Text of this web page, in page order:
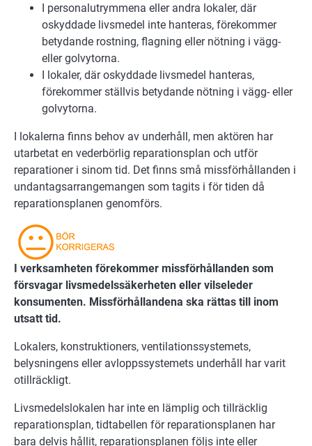
I personalutrymmena eller andra lokaler, där
oskyddade livsmedel inte hanteras, förekommer
betydande rostning, flagning eller nötning i vägg-
eller golvytorna.
I lokaler, där oskyddade livsmedel hanteras,
förekommer ställvis betydande nötning i vägg- eller
golvytorna.
I lokalerna finns behov av underhåll, men aktören har
utarbetat en vederbörlig reparationsplan och utför
reparationer i sinom tid. Det finns små missförhållanden i
undantagsarrangemangen som tagits i för tiden då
reparationsplanen genomförs.
I verksamheten förekommer missförhållanden som
försvagar livsmedelssäkerheten eller vilseleder
konsumenten. Missförhållandena ska rättas till inom
utsatt tid.
Lokalers, konstruktioners, ventilationssystemets,
belysningens eller avloppssystemets underhåll har varit
otillräckligt.
Livsmedelslokalen har inte en lämplig och tillräcklig
reparationsplan, tidtabellen för reparationsplanen har
bara delvis hållit, reparationsplanen följs inte eller